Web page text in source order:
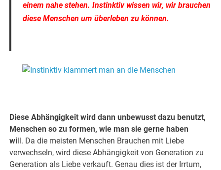
einem nahe stehen. Instinktiv wissen wir, wir brauchen
diese Menschen um überleben zu können.
Diese Abhängigkeit wird dann unbewusst dazu benutzt,
Menschen so zu formen, wie man sie gerne haben
wi ll. Da die meisten Menschen Brauchen mit Liebe
verwechseln, wird diese Abhängigkeit von Generation zu
Generation als Liebe verkauft. Genau dies ist der Irrtum,